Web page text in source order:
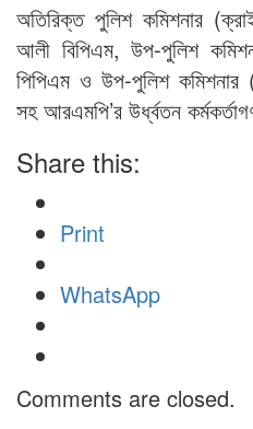
অতিরিক্ত পুলিশ কমিশনার
আলী বিপিএম, উপ-পুলিশ
পিপিএম ও উপ-পুলিশ কমিশনার
সহ আরএমপি’র উর্ধ্বতন
Share this:
Print
WhatsApp
Comments are closed.